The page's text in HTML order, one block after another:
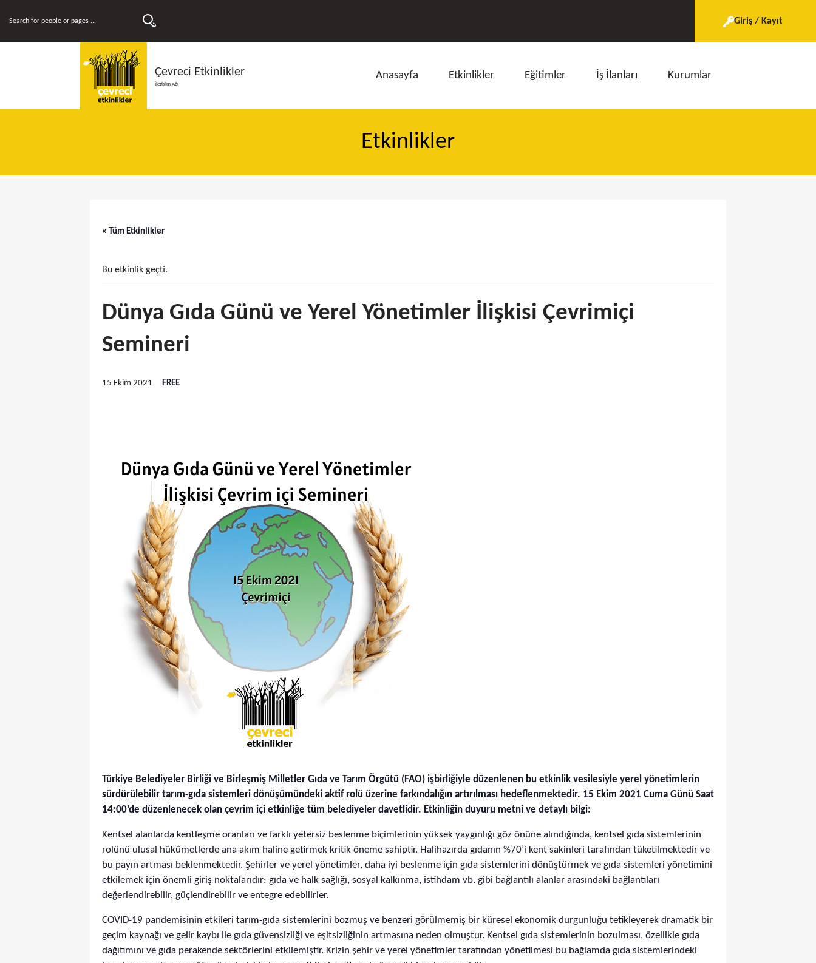
Giriş / Kayıt
Çevreci Etkinlikler
İletişim Ağı
Anasayfa Etkinlikler Eğitimler İş İlanları Kurumlar
Etkinlikler
« Tüm Etkinlikler
Bu etkinlik geçti.
Dünya Gıda Günü ve Yerel Yönetimler İlişkisi Çevrimiçi
Semineri
15 Ekim 2021 FREE
Türkiye Belediyeler Birliği ve Birleşmiş Milletler Gıda ve Tarım Örgütü (FAO) işbirliğiyle düzenlenen bu etkinlik vesilesiyle yerel yönetimlerin
sürdürülebilir tarım-gıda sistemleri dönüşümündeki aktif rolü üzerine farkındalığın artırılması hedeflenmektedir. 15 Ekim 2021 Cuma Günü Saat
14:00’de düzenlenecek olan çevrim içi etkinliğe tüm belediyeler davetlidir. Etkinliğin duyuru metni ve detaylı bilgi:
Kentsel alanlarda kentleşme oranları ve farklı yetersiz beslenme biçimlerinin yüksek yaygınlığı göz önüne alındığında, kentsel gıda sistemlerinin
rolünü ulusal hükümetlerde ana akım haline getirmek kritik öneme sahiptir. Halihazırda gıdanın %70’i kent sakinleri tarafından tüketilmektedir ve
bu payın artması beklenmektedir. Şehirler ve yerel yönetimler, daha iyi beslenme için gıda sistemlerini dönüştürmek ve gıda sistemleri yönetimini
etkilemek için önemli giriş noktalarıdır: gıda ve halk sağlığı, sosyal kalkınma, istihdam vb. gibi bağlantılı alanlar arasındaki bağlantıları
değerlendirebilir, güçlendirebilir ve entegre edebilirler.
COVID-19 pandemisinin etkileri tarım-gıda sistemlerini bozmuş ve benzeri görülmemiş bir küresel ekonomik durgunluğu tetikleyerek dramatik bir
geçim kaynağı ve gelir kaybı ile gıda güvensizliği ve eşitsizliğinin artmasına neden olmuştur. Kentsel gıda sistemlerinin bozulması, özellikle gıda
dağıtımını ve gıda perakende sektörlerini etkilemiştir. Krizin şehir ve yerel yönetimler tarafından yönetilmesi bu bağlamda gıda sistemlerindeki